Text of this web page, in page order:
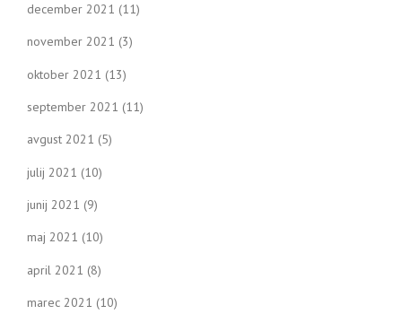
december 2021 (11)
november 2021 (3)
oktober 2021 (13)
september 2021 (11)
avgust 2021 (5)
julij 2021 (10)
junij 2021 (9)
maj 2021 (10)
april 2021 (8)
marec 2021 (10)